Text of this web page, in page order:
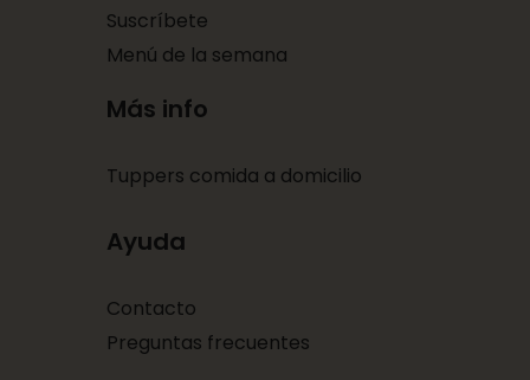
Suscríbete
Menú de la semana
Más info
Tuppers comida a domicilio
Ayuda
Contacto
Preguntas frecuentes